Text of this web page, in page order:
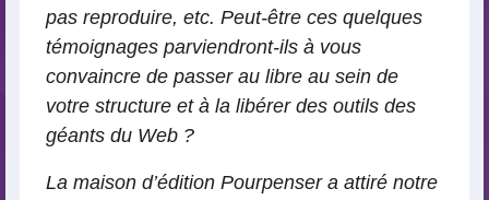
pas reproduire, etc. Peut-être ces quelques
témoignages parviendront-ils à vous
convaincre de passer au libre au sein de
votre structure et à la libérer des outils des
géants du Web ?
La maison d’édition Pourpenser a attiré notre